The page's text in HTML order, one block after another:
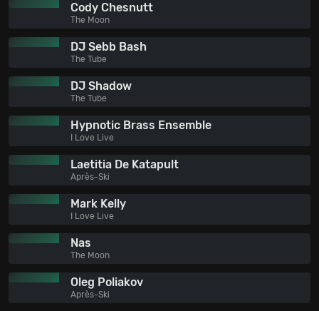
Cody Chesnutt
The Moon
DJ Sebb Bash
The Tube
DJ Shadow
The Tube
Hypnotic Brass Ensemble
I Love Live
Laetitia De Katapult
Après-Ski
Mark Kelly
I Love Live
Nas
The Moon
Oleg Poliakov
Après-Ski